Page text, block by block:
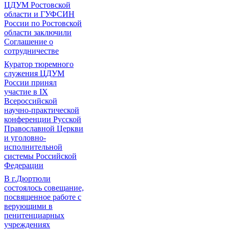
ЦДУМ Ростовской
области и ГУФСИН
России по Ростовской
области заключили
Соглашение о
сотрудничестве
Куратор тюремного
служения ЦДУМ
России принял
участие в IX
Всероссийской
научно-практической
конференции Русской
Православной Церкви
и уголовно-
исполнительной
системы Российской
Федерации
В г.Дюртюли
состоялось совещание,
посвященное работе с
верующими в
пенитенциарных
учреждениях